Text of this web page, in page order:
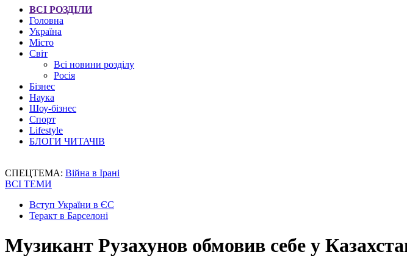
ВСІ РОЗДІЛИ
Головна
Україна
Місто
Світ
Всі новини розділу
Росія
Бізнес
Наука
Шоу-бізнес
Спорт
Lifestyle
БЛОГИ ЧИТАЧІВ
СПЕЦТЕМА: Війна в Ірані
ВСІ ТЕМИ
Вступ України в ЄС
Теракт в Барселоні
Музикант Рузахунов обмовив себе у